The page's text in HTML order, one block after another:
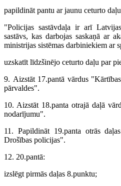
papildināt pantu ar jaunu ceturto
"Policijas sastāvdaļa ir arī
sastāvs, kas darbojas saskaņā ar
ministrijas sistēmas darbiniekiem ar
uzskatīt līdzšinējo ceturto daļu par
9. Aizstāt 17.pantā vārdus
pārvaldes".
10. Aizstāt 18.panta otrajā daļā
nodarījumu".
11. Papildināt 19.panta otrās
Drošības policijas".
12. 20.pantā:
izslēgt pirmās daļas 8.punktu;